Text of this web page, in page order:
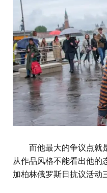
而他最大的争议点就
从作品风格不能看出他
加柏林俄罗斯日抗议活动